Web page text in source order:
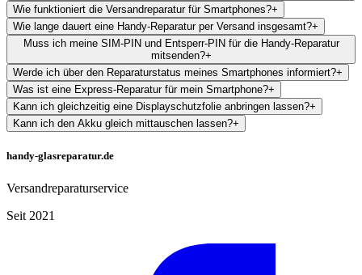
Wie funktioniert die Versandreparatur für Smartphones?+
Wie lange dauert eine Handy-Reparatur per Versand insgesamt?+
Muss ich meine SIM-PIN und Entsperr-PIN für die Handy-Reparatur
mitsenden?+
Werde ich über den Reparaturstatus meines Smartphones informiert?+
Was ist eine Express-Reparatur für mein Smartphone?+
Kann ich gleichzeitig eine Displayschutzfolie anbringen lassen?+
Kann ich den Akku gleich mittauschen lassen?+
handy-glasreparatur.de
Versandreparaturservice
Seit 2021